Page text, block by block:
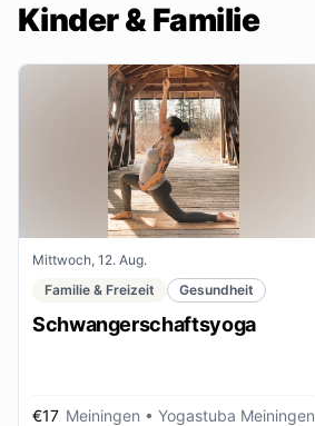
Kinder & Familie
Mittwoch, 12. Aug.
Familie & Freizeit
Gesundheit
Schwangerschaftsyoga
€17 Meiningen • Yogastuba Meiningen